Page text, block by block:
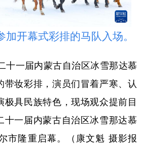
振兴 银龄 溯源中国
游 能源 会展
路 亚太网 上市公司
开幕式彩排的马队入场。
一届内蒙古自治区冰雪那达慕
妆彩排，演员们冒着严寒、认
具民族特色，现场观众提前目
十一届内蒙古自治区冰雪那达慕
市隆重启幕。（康文魁 摄影报